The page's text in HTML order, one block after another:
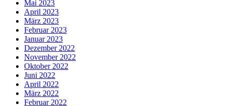
Mai 2023
April 2023
März 2023
Februar 2023
Januar 2023
Dezember 2022
November 2022
Oktober 2022
Juni 2022
April 2022
März 2022
Februar 2022